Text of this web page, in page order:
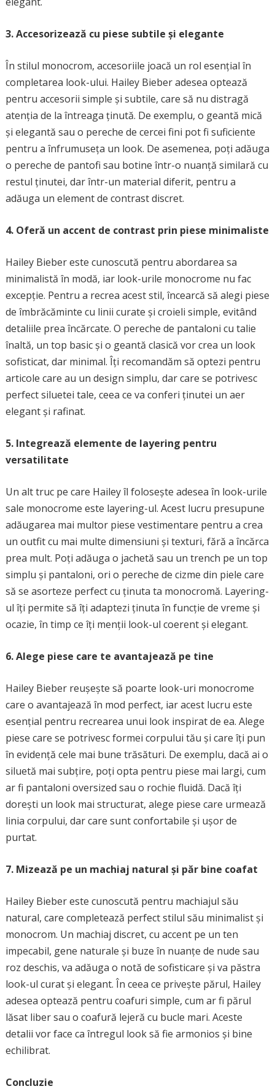
3. Accesorizează cu piese subtile și elegante
În stilul monocrom, accesoriile joacă un rol esențial în
completarea look-ului. Hailey Bieber adesea optează
pentru accesorii simple și subtile, care să nu distragă
atenția de la întreaga ținută. De exemplu, o geantă mică
și elegantă sau o pereche de cercei fini pot fi suficiente
pentru a înfrumuseța un look. De asemenea, poți adăuga
o pereche de pantofi sau botine într-o nuanță similară cu
restul ținutei, dar într-un material diferit, pentru a
adăuga un element de contrast discret.
4. Oferă un accent de contrast prin piese minimaliste
Hailey Bieber este cunoscută pentru abordarea sa
minimalistă în modă, iar look-urile monocrome nu fac
excepție. Pentru a recrea acest stil, încearcă să alegi piese
de îmbrăcăminte cu linii curate și croieli simple, evitând
detaliile prea încărcate. O pereche de pantaloni cu talie
înaltă, un top basic și o geantă clasică vor crea un look
sofisticat, dar minimal. Îți recomandăm să optezi pentru
articole care au un design simplu, dar care se potrivesc
perfect siluetei tale, ceea ce va conferi ținutei un aer
elegant și rafinat.
5. Integrează elemente de layering pentru
versatilitate
Un alt truc pe care Hailey îl folosește adesea în look-urile
sale monocrome este layering-ul. Acest lucru presupune
adăugarea mai multor piese vestimentare pentru a crea
un outfit cu mai multe dimensiuni și texturi, fără a încărca
prea mult. Poți adăuga o jachetă sau un trench pe un top
simplu și pantaloni, ori o pereche de cizme din piele care
să se asorteze perfect cu ținuta ta monocromă. Layering-
ul îți permite să îți adaptezi ținuta în funcție de vreme și
ocazie, în timp ce îți menții look-ul coerent și elegant.
6. Alege piese care te avantajează pe tine
Hailey Bieber reușește să poarte look-uri monocrome
care o avantajează în mod perfect, iar acest lucru este
esențial pentru recrearea unui look inspirat de ea. Alege
piese care se potrivesc formei corpului tău și care îți pun
în evidență cele mai bune trăsături. De exemplu, dacă ai o
siluetă mai subțire, poți opta pentru piese mai largi, cum
ar fi pantaloni oversized sau o rochie fluidă. Dacă îți
dorești un look mai structurat, alege piese care urmează
linia corpului, dar care sunt confortabile și ușor de
purtat.
7. Mizează pe un machiaj natural și păr bine coafat
Hailey Bieber este cunoscută pentru machiajul său
natural, care completează perfect stilul său minimalist și
monocrom. Un machiaj discret, cu accent pe un ten
impecabil, gene naturale și buze în nuanțe de nude sau
roz deschis, va adăuga o notă de sofisticare și va păstra
look-ul curat și elegant. În ceea ce privește părul, Hailey
adesea optează pentru coafuri simple, cum ar fi părul
lăsat liber sau o coafură lejeră cu bucle mari. Aceste
detalii vor face ca întregul look să fie armonios și bine
echilibrat.
Concluzie